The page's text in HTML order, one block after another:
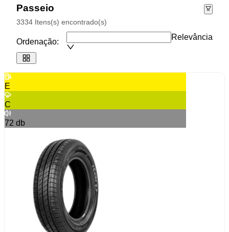
Passeio
3334 Itens(s) encontrado(s)
Ordenação:
Relevância
E
C
72 db